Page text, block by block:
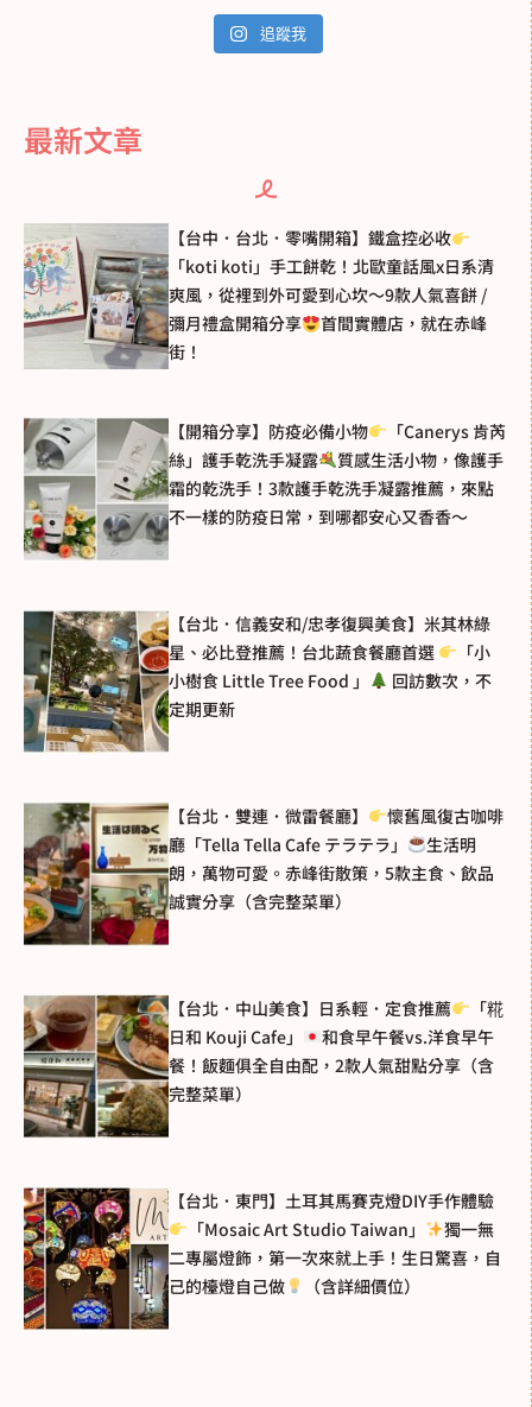
追蹤我
最新文章
【台中．台北．零嘴開箱】鐵盒控必收
「koti koti」手工餅乾！北歐童話風x日系清
爽風，從裡到外可愛到心坎～9款人氣喜餅 /
彌月禮盒開箱分享
首間實體店，就在赤峰
街！
【開箱分享】防疫必備小物
「Canerys 肯芮
絲」護手乾洗手凝露
質感生活小物，像護手
霜的乾洗手！3款護手乾洗手凝露推薦，來點
不一樣的防疫日常，到哪都安心又香香～
【台北．信義安和/忠孝復興美食】米其林綠
星、必比登推薦！台北蔬食餐廳首選
「小
小樹食 Little Tree Food 」
回訪數次，不
定期更新
【台北．雙連．微雷餐廳】
懷舊風復古咖啡
廳「Tella Tella Cafe テラテラ」
生活明
朗，萬物可愛。赤峰街散策，5款主食、飲品
誠實分享（含完整菜單）
【台北．中山美食】日系輕．定食推薦
「糀
日和 Kouji Cafe」
和食早午餐vs.洋食早午
餐！飯麵俱全自由配，2款人氣甜點分享（含
完整菜單）
【台北．東門】土耳其馬賽克燈DIY手作體驗
「Mosaic Art Studio Taiwan」
獨一無
二專屬燈飾，第一次來就上手！生日驚喜，自
己的檯燈自己做
（含詳細價位）